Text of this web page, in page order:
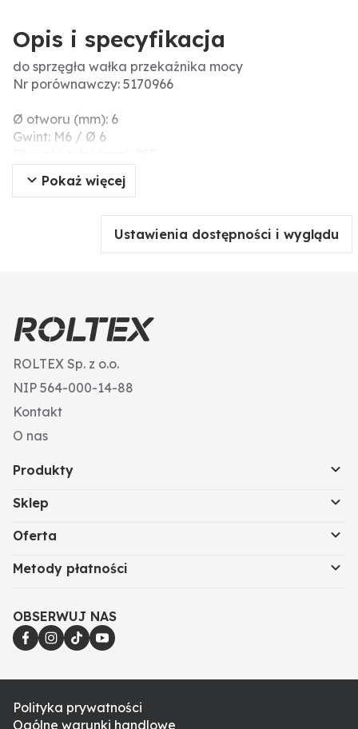
Opis i specyfikacja
do sprzęgła wałka przekaźnika mocy
Nr porównawczy: 5170966
Ø otworu (mm): 6
Gwint: M6 / Ø 6
Cięgno - długość (mm): 1270
Pokaż więcej
Ustawienia dostępności i wyglądu
ROLTEX Sp. z o.o.
NIP 564-000-14-88
Kontakt
O nas
Produkty
Sklep
Oferta
Metody płatności
OBSERWUJ NAS
Polityka prywatności
Ogólne warunki handlowe